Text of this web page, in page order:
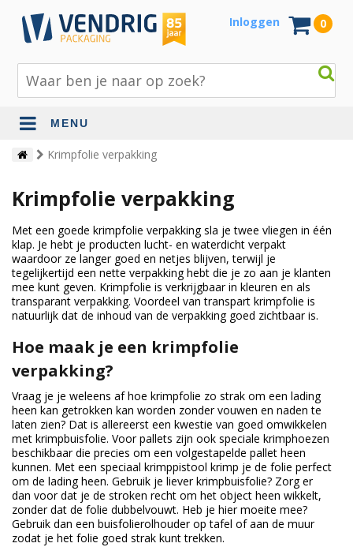
Inloggen 0
MENU
Beschermingsmateriaal
Jute en lopers
Papier en karton
Tape en stickers
Verhuismaterialen
Duurzame verpakkingen
Bedrukte verpakkingen
Krimpfolie verpakking
Krimpfolie verpakking
Met een goede krimpfolie verpakking sla je twee vliegen in één
klap. Je hebt je producten lucht- en waterdicht verpakt
waardoor ze langer goed en netjes blijven, terwijl je
tegelijkertijd een nette verpakking hebt die je zo aan je klanten
mee kunt geven. Krimpfolie is verkrijgbaar in kleuren en als
transparant verpakking. Voordeel van transpart krimpfolie is
natuurlijk dat de inhoud van de verpakking goed zichtbaar is.
Hoe maak je een krimpfolie
verpakking?
Vraag je je weleens af hoe krimpfolie zo strak om een lading
heen kan getrokken kan worden zonder vouwen en naden te
laten zien? Dat is allereerst een kwestie van goed omwikkelen
met krimpbuisfolie. Voor pallets zijn ook speciale krimphoezen
beschikbaar die precies om een volgestapelde pallet heen
kunnen. Met een speciaal krimppistool krimp je de folie perfect
om de lading heen. Gebruik je liever krimpbuisfolie? Zorg er
dan voor dat je de stroken recht om het object heen wikkelt,
zonder dat de folie dubbelvouwt. Heb je hier moeite mee?
Gebruik dan een buisfolierolhouder op tafel of aan de muur
zodat je het folie goed strak kunt trekken.